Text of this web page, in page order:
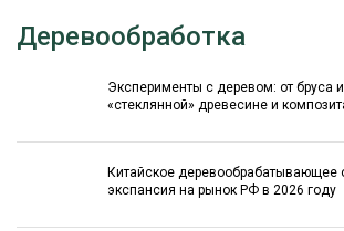
Деревообработка
Эксперименты с деревом: от бруса
«стеклянной» древесине и
Китайское деревообрабатывающее
экспансия на рынок РФ в 2026 году